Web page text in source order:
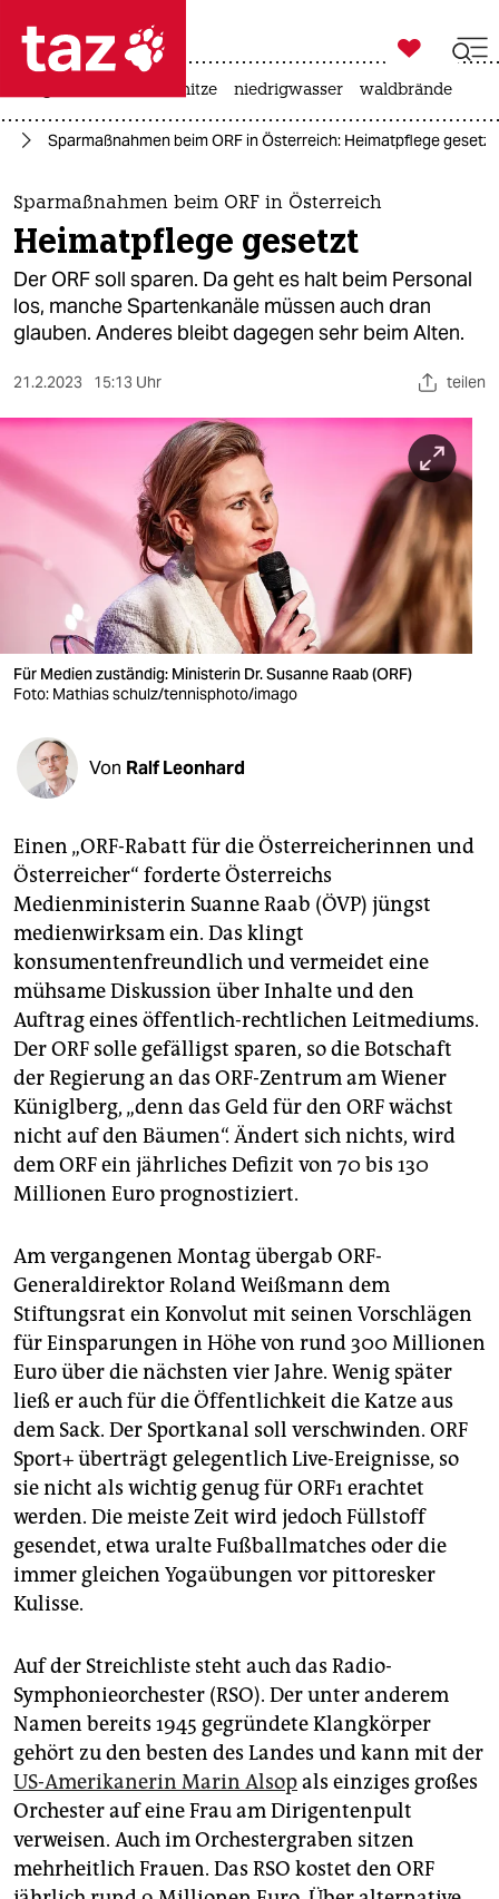
 taz zahl ich
taz zahl ich
themen
politik
öko
gesellschaft
sport
berlin
nord
wahrheit
verlag
verlag
veranstaltungen
shop
unterstützen
abo
genossenschaft
epaper login

taz zahl ich
hitze niedrigwasser waldbrände
Sparmaßnahmen beim ORF in Österreich: Heimatpflege gesetzt
Sparmaßnahmen beim ORF in Österreich
Heimatpflege gesetzt
Der ORF soll sparen. Da geht es halt beim Personal
los, manche Spartenkanäle müssen auch dran
glauben. Anderes bleibt dagegen sehr beim Alten.
21.2.2023 15:13 Uhr teilen
Für Medien zuständig: Ministerin Dr. Susanne Raab (ORF)
Foto: Mathias schulz/tennisphoto/imago
Von Ralf Leonhard
Einen „ORF-Rabatt für die Österreicherinnen und
Österreicher“ forderte Österreichs
Medienministerin Suanne Raab (ÖVP) jüngst
medienwirksam ein. Das klingt
konsumentenfreundlich und vermeidet eine
mühsame Diskussion über Inhalte und den
Auftrag eines öffentlich-rechtlichen Leitmediums.
Der ORF solle gefälligst sparen, so die Botschaft
der Regierung an das ORF-Zentrum am Wiener
Küniglberg, „denn das Geld für den ORF wächst
nicht auf den Bäumen“. Ändert sich nichts, wird
dem ORF ein jährliches Defizit von 70 bis 130
Millionen Euro prognostiziert.
Am vergangenen Montag übergab ORF-
Generaldirektor Roland Weißmann dem
Stiftungsrat ein Konvolut mit seinen Vorschlägen
für Einsparungen in Höhe von rund 300 Millionen
Euro über die nächsten vier Jahre. Wenig später
ließ er auch für die Öffentlichkeit die Katze aus
dem Sack. Der Sportkanal soll verschwinden. ORF
Sport+ überträgt gelegentlich Live-Ereignisse, so
sie nicht als wichtig genug für ORF1 erachtet
werden. Die meiste Zeit wird jedoch Füllstoff
gesendet, etwa uralte Fußballmatches oder die
immer gleichen Yogaübungen vor pittoresker
Kulisse.
Auf der Streichliste steht auch das Radio-
Symphonieorchester (RSO). Der unter anderem
Namen bereits 1945 gegründete Klangkörper
gehört zu den besten des Landes und kann mit der
US-Amerikanerin Marin Alsopals einziges großes
Orchester auf eine Frau am Dirigentenpult
verweisen. Auch im Orchestergraben sitzen
mehrheitlich Frauen. Das RSO kostet den ORF